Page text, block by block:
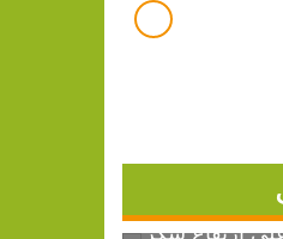
ارتفاع سكر